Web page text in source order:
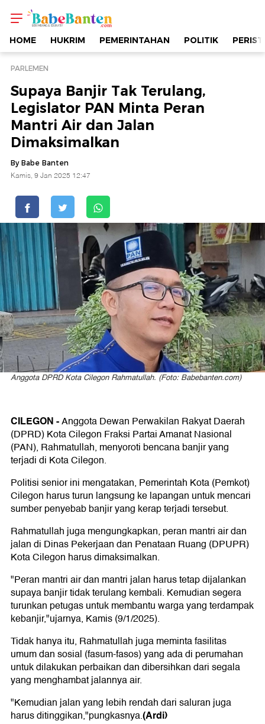
Supaya
Banjir
Tak
Terulang,
Legislator
PAN
Minta
Peran
Mantri
Air
dan
Jalan
Dimaksimalkan
HOME HUKRIM PEMERINTAHAN POLITIK
PARLEMEN
Supaya Banjir Tak Terulang,
Legislator PAN Minta Peran
Mantri Air dan Jalan
Dimaksimalkan
By Babe Banten
Kamis, 9 Jan 2025 12:47
Anggota DPRD Kota Cilegon Rahmatullah. (Foto: Babebanten.com)
CILEGON -Anggota Dewan Perwakilan Rakyat Daerah
(DPRD) Kota Cilegon Fraksi Partai Amanat Nasional
(PAN), Rahmatullah, menyoroti bencana banjir yang
terjadi di Kota Cilegon.
Politisi senior ini mengatakan, Pemerintah Kota (Pemkot)
Cilegon harus turun langsung ke lapangan untuk mencari
sumber penyebab banjir yang kerap terjadi tersebut.
Rahmatullah juga mengungkapkan, peran mantri air dan
jalan di Dinas Pekerjaan dan Penataan Ruang (DPUPR)
Kota Cilegon harus dimaksimalkan.
"Peran mantri air dan mantri jalan harus tetap dijalankan
supaya banjir tidak terulang kembali. Kemudian segera
turunkan petugas untuk membantu warga yang terdampak
kebanjir,"ujarnya, Kamis (9/1/2025).
Tidak hanya itu, Rahmatullah juga meminta fasilitas
umum dan sosial (fasum-fasos) yang ada di perumahan
untuk dilakukan perbaikan dan dibersihkan dari segala
yang menghambat jalannya air.
"Kemudian jalan yang lebih rendah dari saluran juga
harus ditinggikan,"pungkasnya.(Ardi)